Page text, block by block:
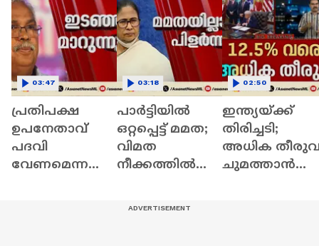
പ്രതിപക്ഷ
ഉപനേതാവ്
പദവി
വേണമെന്ന
03:47
പാർട്ടിയിൽ
ഒറ്റപ്പെട്ട് മമത;
വിമത
നീക്കത്തിൽ
03:18
ഇന്ത്യയ്ക്ക്
തിരിച്ചടി;
അധിക
ചുമത്താൻ
02:50